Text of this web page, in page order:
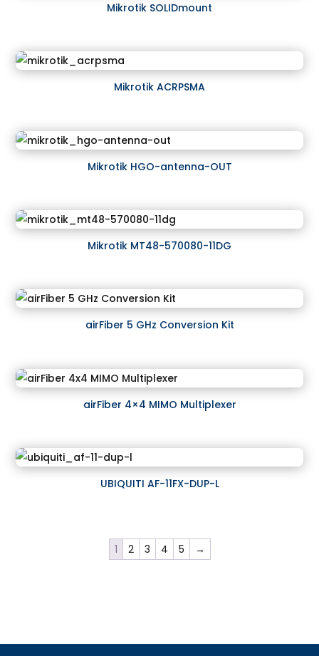
Mikrotik SOLIDmount
Mikrotik ACRPSMA
Mikrotik HGO-antenna-OUT
Mikrotik MT48-570080-11DG
airFiber 5 GHz Conversion Kit
airFiber 4×4 MIMO Multiplexer
UBIQUITI AF-11FX-DUP-L
1 2 3 4 5 →